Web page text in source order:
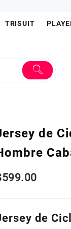
TRISUIT
de
599.00
de